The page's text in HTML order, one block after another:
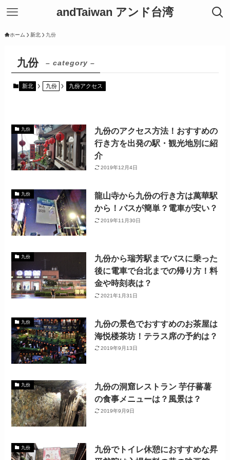
andTaiwan アンド台湾
ホーム 新北 九份
九份 – category –
新北 九份 九份アクセス
九份
九份のアクセス方法！おすすめの
行き方を出発の駅・観光地別に紹
介
2019年12月4日
九份
龍山寺から九份の行き方は萬華駅
から！バスが簡単？電車が安い？
2019年11月30日
九份
九份から瑞芳駅までバスに乗った
後に電車で台北までの帰り方！料
金や時刻表は？
2021年1月31日
九份
九份の景色でおすすめのお茶屋は
海悦楼茶坊！テラス席の予約は？
2019年9月13日
九份
九份の洞窟レストラン 芋仔蕃薯
の食事メニューは？風景は？
2019年9月9日
九份
九份でトイレ休憩におすすめな昇